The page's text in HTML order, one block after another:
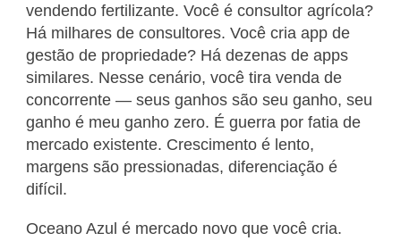
vendendo fertilizante. Você é consultor agrícola?
Há milhares de consultores. Você cria app de
gestão de propriedade? Há dezenas de apps
similares. Nesse cenário, você tira venda de
concorrente — seus ganhos são seu ganho, seu
ganho é meu ganho zero. É guerra por fatia de
mercado existente. Crescimento é lento,
margens são pressionadas, diferenciação é
difícil.
Oceano Azul é mercado novo que você cria.